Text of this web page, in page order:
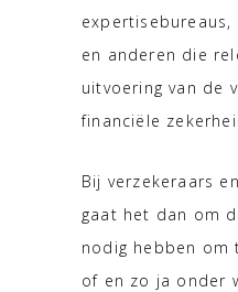
expertisebureaus,
en anderen die
uitvoering van de
financiële
Bij verzekeraars
gaat het dan om
nodig hebben om
of en zo ja onder